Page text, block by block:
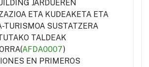
JARDUEREN
ETA KUDEAKETA ETA
TURISMOA SUSTATZERA
TALDEAK
AFDA0007)
EN PRIMEROS